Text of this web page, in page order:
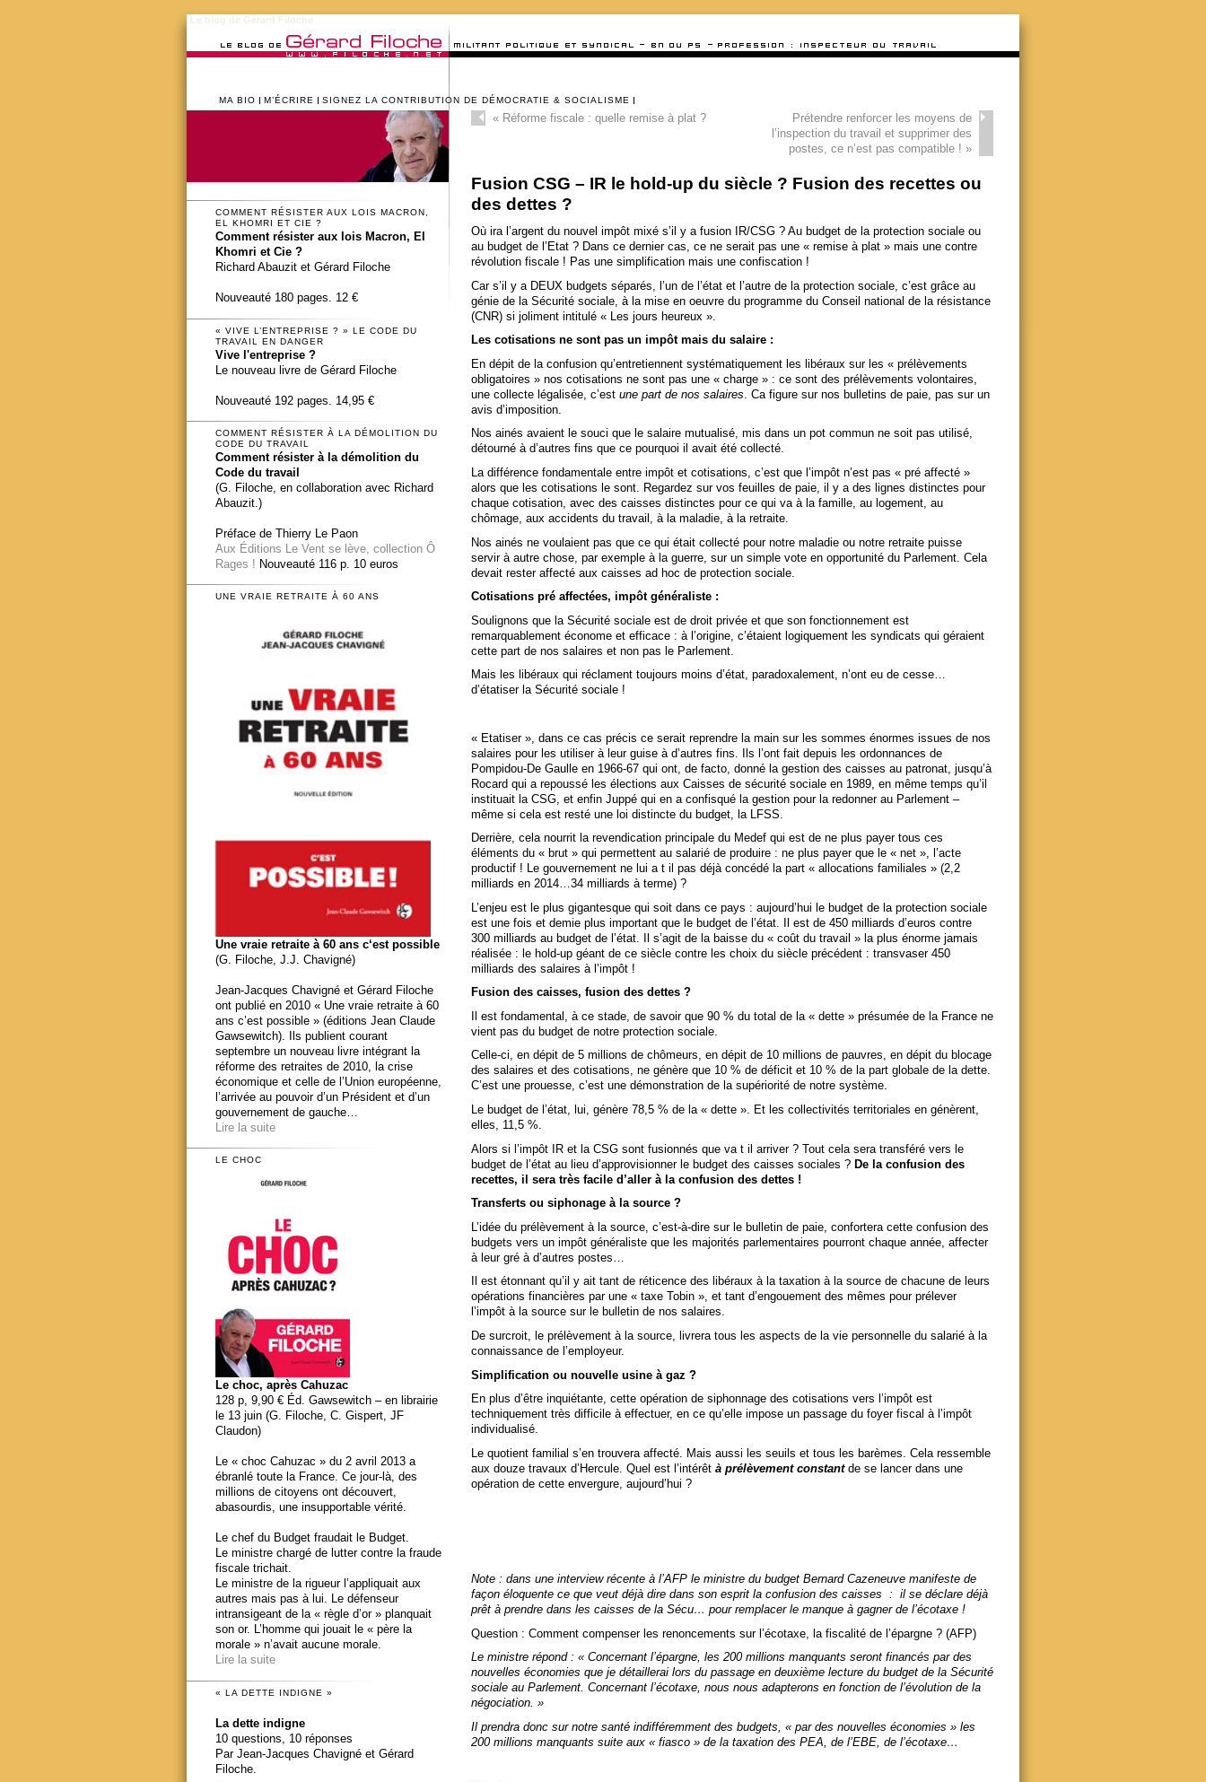
MA BIO M’ÉCRIRE SIGNEZ LA CONTRIBUTION DE DÉMOCRATIE & SOCIALISME
«Réforme fiscale : quelle remise à plat ?
Prétendre renforcer les moyens de
l’inspection du travail et supprimer des
postes, ce n’est pas compatible !»
Fusion CSG – IR le hold-up du siècle ? Fusion des recettes ou
des dettes ?
Où ira l’argent du nouvel impôt mixé s’il y a fusion IR/CSG ? Au budget de la protection sociale ou
au budget de l’Etat ? Dans ce dernier cas, ce ne serait pas une « remise à plat » mais une contre
révolution fiscale ! Pas une simplification mais une confiscation !
Car s’il y a DEUX budgets séparés, l’un de l’état et l’autre de la protection sociale, c’est grâce au
génie de la Sécurité sociale, à la mise en oeuvre du programme du Conseil national de la résistance
(CNR) si joliment intitulé « Les jours heureux ».
Les cotisations ne sont pas un impôt mais du salaire :
En dépit de la confusion qu’entretiennent systématiquement les libéraux sur les « prélèvements
obligatoires » nos cotisations ne sont pas une « charge » : ce sont des prélèvements volontaires,
une collecte légalisée, c’est une part de nos salaires . Ca figure sur nos bulletins de paie, pas sur un
avis d’imposition.
Nos ainés avaient le souci que le salaire mutualisé, mis dans un pot commun ne soit pas utilisé,
détourné à d’autres fins que ce pourquoi il avait été collecté.
La différence fondamentale entre impôt et cotisations, c’est que l’impôt n’est pas « pré affecté »
alors que les cotisations le sont. Regardez sur vos feuilles de paie, il y a des lignes distinctes pour
chaque cotisation, avec des caisses distinctes pour ce qui va à la famille, au logement, au
chômage, aux accidents du travail, à la maladie, à la retraite.
Nos ainés ne voulaient pas que ce qui était collecté pour notre maladie ou notre retraite puisse
servir à autre chose, par exemple à la guerre, sur un simple vote en opportunité du Parlement. Cela
devait rester affecté aux caisses ad hoc de protection sociale.
Cotisations pré affectées, impôt généraliste :
Soulignons que la Sécurité sociale est de droit privée et que son fonctionnement est
remarquablement économe et efficace : à l’origine, c’étaient logiquement les syndicats qui géraient
cette part de nos salaires et non pas le Parlement.
Mais les libéraux qui réclament toujours moins d’état, paradoxalement, n’ont eu de cesse…
d’étatiser la Sécurité sociale !
« Etatiser », dans ce cas précis ce serait reprendre la main sur les sommes énormes issues de nos
salaires pour les utiliser à leur guise à d’autres fins. Ils l’ont fait depuis les ordonnances de
Pompidou-De Gaulle en 1966-67 qui ont, de facto, donné la gestion des caisses au patronat, jusqu’à
Rocard qui a repoussé les élections aux Caisses de sécurité sociale en 1989, en même temps qu’il
instituait la CSG, et enfin Juppé qui en a confisqué la gestion pour la redonner au Parlement –
même si cela est resté une loi distincte du budget, la LFSS.
Derrière, cela nourrit la revendication principale du Medef qui est de ne plus payer tous ces
éléments du « brut » qui permettent au salarié de produire : ne plus payer que le « net », l’acte
productif ! Le gouvernement ne lui a t il pas déjà concédé la part « allocations familiales » (2,2
milliards en 2014…34 milliards à terme) ?
L’enjeu est le plus gigantesque qui soit dans ce pays : aujourd’hui le budget de la protection sociale
est une fois et demie plus important que le budget de l’état. Il est de 450 milliards d’euros contre
300 milliards au budget de l’état. Il s’agit de la baisse du « coût du travail » la plus énorme jamais
réalisée : le hold-up géant de ce siècle contre les choix du siècle précédent : transvaser 450
milliards des salaires à l’impôt !
Fusion des caisses, fusion des dettes ?
Il est fondamental, à ce stade, de savoir que 90 % du total de la « dette » présumée de la France ne
vient pas du budget de notre protection sociale.
Celle-ci, en dépit de 5 millions de chômeurs, en dépit de 10 millions de pauvres, en dépit du blocage
des salaires et des cotisations, ne génère que 10 % de déficit et 10 % de la part globale de la dette.
C’est une prouesse, c’est une démonstration de la supériorité de notre système.
Le budget de l’état, lui, génère 78,5 % de la « dette ». Et les collectivités territoriales en génèrent,
elles, 11,5 %.
Alors si l’impôt IR et la CSG sont fusionnés que va t il arriver ? Tout cela sera transféré vers le
budget de l’état au lieu d’approvisionner le budget des caisses sociales ? De la confusion des
recettes, il sera très facile d’aller à la confusion des dettes !
Transferts ou siphonage à la source ?
L’idée du prélèvement à la source, c’est-à-dire sur le bulletin de paie, confortera cette confusion des
budgets vers un impôt généraliste que les majorités parlementaires pourront chaque année, affecter
à leur gré à d’autres postes…
Il est étonnant qu’il y ait tant de réticence des libéraux à la taxation à la source de chacune de leurs
opérations financières par une « taxe Tobin », et tant d’engouement des mêmes pour prélever
l’impôt à la source sur le bulletin de nos salaires.
De surcroit, le prélèvement à la source, livrera tous les aspects de la vie personnelle du salarié à la
connaissance de l’employeur.
Simplification ou nouvelle usine à gaz ?
En plus d’être inquiétante, cette opération de siphonnage des cotisations vers l’impôt est
techniquement très difficile à effectuer, en ce qu’elle impose un passage du foyer fiscal à l’impôt
individualisé.
Le quotient familial s’en trouvera affecté. Mais aussi les seuils et tous les barèmes. Cela ressemble
aux douze travaux d’Hercule. Quel est l’intérêt à prélèvement constantde se lancer dans une
opération de cette envergure, aujourd’hui ?
Note : dans une interview récente à l’AFP le ministre du budget Bernard Cazeneuve manifeste de
façon éloquente ce que veut déjà dire dans son esprit la confusion des caisses : il se déclare déjà
prêt à prendre dans les caisses de la Sécu… pour remplacer le manque à gagner de l’écotaxe !
Question : Comment compenser les renoncements sur l’écotaxe, la fiscalité de l’épargne ? (AFP)
Le ministre répond : « Concernant l’épargne, les 200 millions manquants seront financés par des
nouvelles économies que je détaillerai lors du passage en deuxième lecture du budget de la Sécurité
sociale au Parlement. Concernant l’écotaxe, nous nous adapterons en fonction de l’évolution de la
négociation. »
Il prendra donc sur notre santé indifféremment des budgets, « par des nouvelles économies » les
200 millions manquants suite aux « fiasco » de la taxation des PEA, de l’EBE, de l’écotaxe…
COMMENT RÉSISTER AUX LOIS MACRON,
EL KHOMRI ET CIE ?
Comment résister aux lois Macron, El
Khomri et Cie ?
Richard Abauzit et Gérard Filoche
Nouveauté 180 pages. 12 €
« VIVE L’ENTREPRISE ? » LE CODE DU
TRAVAIL EN DANGER
Vive l'entreprise ?
Le nouveau livre de Gérard Filoche
Nouveauté 192 pages. 14,95 €
COMMENT RÉSISTER À LA DÉMOLITION DU
CODE DU TRAVAIL
Comment résister à la démolition du
Code du travail
(G. Filoche, en collaboration avec Richard
Abauzit.)
Préface de Thierry Le Paon
Aux Éditions Le Vent se lève, collection Ô
Rages ! Nouveauté 116 p. 10 euros
UNE VRAIE RETRAITE À 60 ANS
Une vraie retraite à 60 ans c‘est possible
(G. Filoche, J.J. Chavigné)
Jean-Jacques Chavigné et Gérard Filoche
ont publié en 2010 « Une vraie retraite à 60
ans c’est possible » (éditions Jean Claude
Gawsewitch). Ils publient courant
septembre un nouveau livre intégrant la
réforme des retraites de 2010, la crise
économique et celle de l’Union européenne,
l’arrivée au pouvoir d’un Président et d’un
gouvernement de gauche…
Lire la suite
LE CHOC
Le choc, après Cahuzac
128 p, 9,90 € Éd. Gawsewitch – en librairie
le 13 juin (G. Filoche, C. Gispert, JF
Claudon)
Le « choc Cahuzac » du 2 avril 2013 a
ébranlé toute la France. Ce jour-là, des
millions de citoyens ont découvert,
abasourdis, une insupportable vérité.
Le chef du Budget fraudait le Budget.
Le ministre chargé de lutter contre la fraude
fiscale trichait.
Le ministre de la rigueur l’appliquait aux
autres mais pas à lui. Le défenseur
intransigeant de la « règle d’or » planquait
son or. L’homme qui jouait le « père la
morale » n’avait aucune morale.
Lire la suite
« LA DETTE INDIGNE »
La dette indigne
10 questions, 10 réponses
Par Jean-Jacques Chavigné et Gérard
Filoche.